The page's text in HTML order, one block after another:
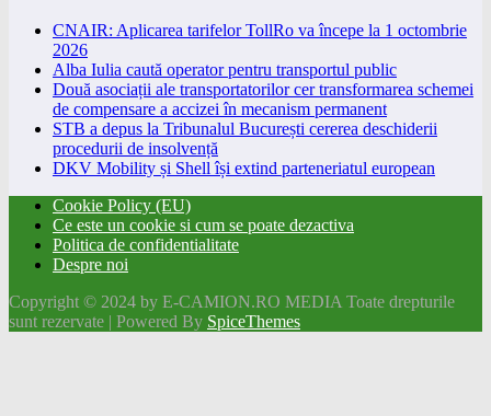
CNAIR: Aplicarea tarifelor TollRo va începe la 1 octombrie
2026
Alba Iulia caută operator pentru transportul public
Două asociații ale transportatorilor cer transformarea schemei
de compensare a accizei în mecanism permanent
STB a depus la Tribunalul București cererea deschiderii
procedurii de insolvență
DKV Mobility și Shell își extind parteneriatul european
Cookie Policy (EU)
Ce este un cookie si cum se poate dezactiva
Politica de confidentialitate
Despre noi
Copyright © 2024 by E-CAMION.RO MEDIA Toate drepturile
sunt rezervate | Powered By SpiceThemes